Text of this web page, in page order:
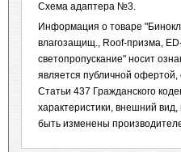
Схема адаптера №3.
Информация о товаре
влагозащищ., Roof-призма,
светопропускание" носит
является публичной
Статьи 437 Гражданского
характеристики, внешний вид,
быть изменены